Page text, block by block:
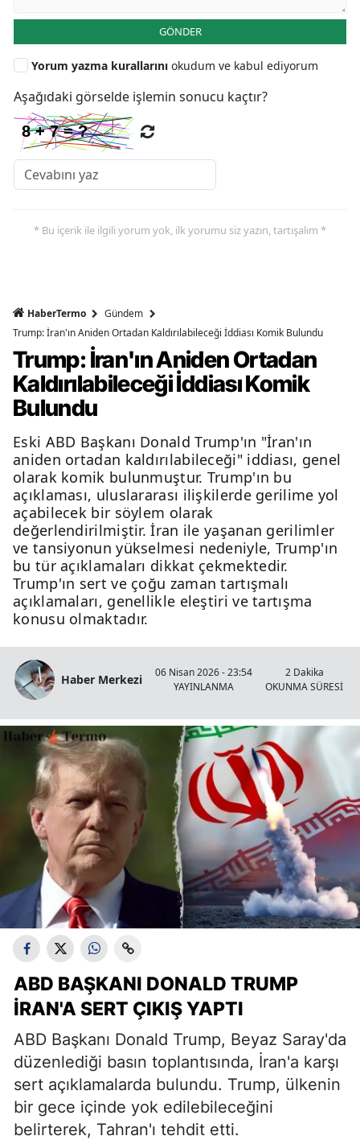
GÖNDER
Yorum yazma kurallarını okudum ve kabul ediyorum
Aşağıdaki görselde işlemin sonucu kaçtır?
* Bu içerik ile ilgili yorum yok, ilk yorumu siz yazın, tartışalım *
HaberTermo
Gündem
Trump: İran'ın Aniden Ortadan Kaldırılabileceği İddiası Komik Bulundu
Trump: İran'ın Aniden Ortadan
Kaldırılabileceği İddiası Komik
Bulundu
Eski ABD Başkanı Donald Trump'ın "İran'ın
aniden ortadan kaldırılabileceği" iddiası, genel
olarak komik bulunmuştur. Trump'ın bu
açıklaması, uluslararası ilişkilerde gerilime yol
açabilecek bir söylem olarak
değerlendirilmiştir. İran ile yaşanan gerilimler
ve tansiyonun yükselmesi nedeniyle, Trump'ın
bu tür açıklamaları dikkat çekmektedir.
Trump'ın sert ve çoğu zaman tartışmalı
açıklamaları, genellikle eleştiri ve tartışma
konusu olmaktadır.
Haber Merkezi
06 Nisan 2026 - 23:54
YAYINLANMA
2 Dakika
OKUNMA SÜRESİ
ABD BAŞKANI DONALD TRUMP
İRAN'A SERT ÇIKIŞ YAPTI
ABD Başkanı Donald Trump, Beyaz Saray'da
düzenlediği basın toplantısında, İran'a karşı
sert açıklamalarda bulundu. Trump, ülkenin
bir gece içinde yok edilebileceğini
belirterek, Tahran'ı tehdit etti.